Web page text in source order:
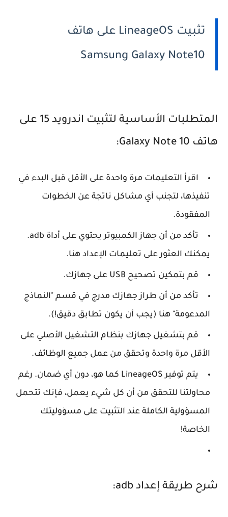
تثبيت LineageOS على هاتف
Samsung Galaxy Note10
المتطلبات الأساسية لتثبيت اندرويد 15 على
هاتف Galaxy Note 10:
اقرأ التعليمات مرة واحدة على الأقل قبل البدء في
تنفيذها، لتجنب أي مشاكل ناتجة عن الخطوات
المفقودة.
تأكد من أن جهاز الكمبيوتر يحتوي على أداة adb.
يمكنك العثور على تعليمات الإعداد هنا.
قم بتمكين تصحيح USB على جهازك.
تأكد من أن طراز جهازك مدرج في قسم "النماذج
المدعومة" هنا (يجب أن يكون تطابق دقيق!).
قم بتشغيل جهازك بنظام التشغيل الأصلي على
الأقل مرة واحدة وتحقق من عمل جميع الوظائف.
يتم توفير LineageOS كما هو، دون أي ضمان. رغم
محاولتنا للتحقق من أن كل شيء يعمل، فإنك تتحمل
المسؤولية الكاملة عند التثبيت على مسؤوليتك
الخاصة!
شرح طريقة إعداد adb: